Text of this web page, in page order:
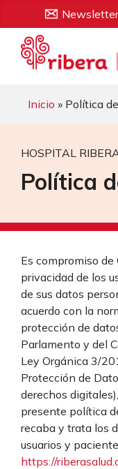
al
contenido
Inicio » Política
HOSPITAL
Política
Es compromiso de
privacidad de los
de sus datos
acuerdo con la
protección de
Parlamento y del
Ley Orgánica 3/
Protección de
derechos
presente política
recaba y trata los
usuarios y
https://